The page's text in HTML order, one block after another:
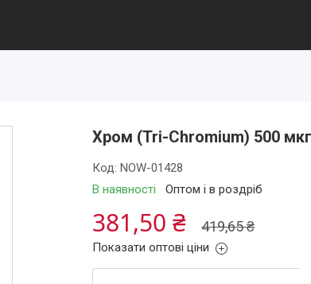
Хром (Tri-Chromium) 500
В наявності Оптом і в роздріб
Код:NOW-01428
419,65 ₴
381,50 ₴
Показати оптові ціни